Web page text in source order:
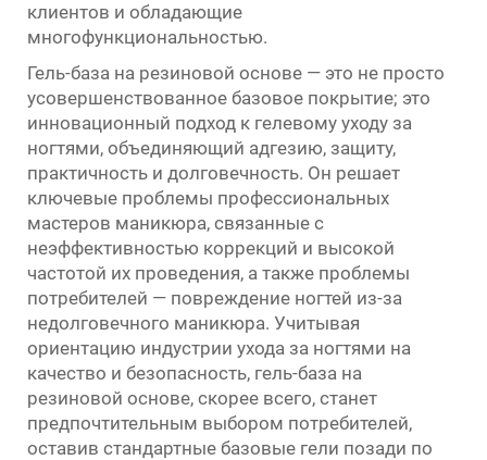
клиентов и обладающие
многофункциональностью.
Гель-база на резиновой основе — это не просто
усовершенствованное базовое покрытие; это
инновационный подход к гелевому уходу за
ногтями, объединяющий адгезию, защиту,
практичность и долговечность. Он решает
ключевые проблемы профессиональных
мастеров маникюра, связанные с
неэффективностью коррекций и высокой
частотой их проведения, а также проблемы
потребителей — повреждение ногтей из-за
недолговечного маникюра. Учитывая
ориентацию индустрии ухода за ногтями на
качество и безопасность, гель-база на
резиновой основе, скорее всего, станет
предпочтительным выбором потребителей,
оставив стандартные базовые гели позади по